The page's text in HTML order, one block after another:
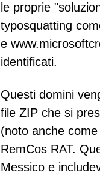
le proprie
typosquatting
e
identificati.
Questi domini
file ZIP che si
(noto anche
RemCos RAT.
Messico e